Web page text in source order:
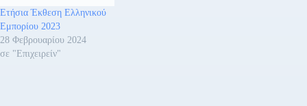
Ετήσια Έκθεση Ελληνικού
Εμπορίου 2023
28 Φεβρουαρίου 2024
σε "Επιχειρείν"